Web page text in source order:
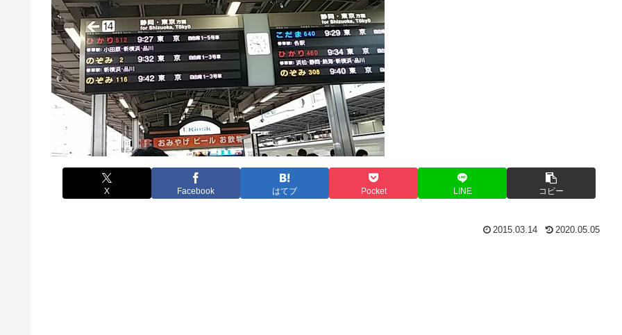
X Facebook はてブ Pocket LINE コピー
2015.03.14 2020.05.05